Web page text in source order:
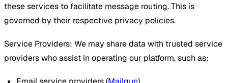
these services to facilitate message routing. This is
governed by their respective privacy policies.
Service Providers: We may share data with trusted service
providers who assist in operating our platform, such as: